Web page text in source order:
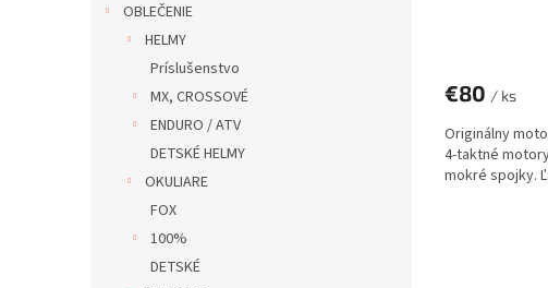
OBLEČENIE
HELMY
Príslušenstvo
MX, CROSSOVÉ
ENDURO / ATV
DETSKÉ HELMY
OKULIARE
FOX
100%
DETSKÉ
€80 / ks
Originálny
4-taktné
mokré spojky.